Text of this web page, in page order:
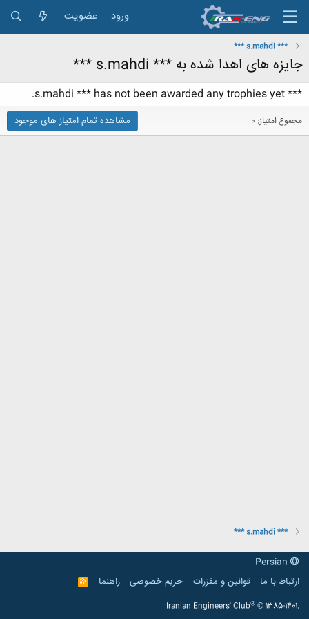
ورود عضویت
*** s.mahdi ***
جایزه های اهدا شده به *** s.mahdi ***
*** s.mahdi *** has not been awarded any trophies yet.
مجموع امتیاز: 0 مشاهده تمام امتیاز های موجود
*** s.mahdi ***
ارتباط با ما
قوانین و مقرّرات حریم خصوصی راهنما
R
S
Iranian Engineers' Club® © 1385-1401.